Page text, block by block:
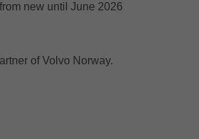
new until June 2026
of Volvo Norway.